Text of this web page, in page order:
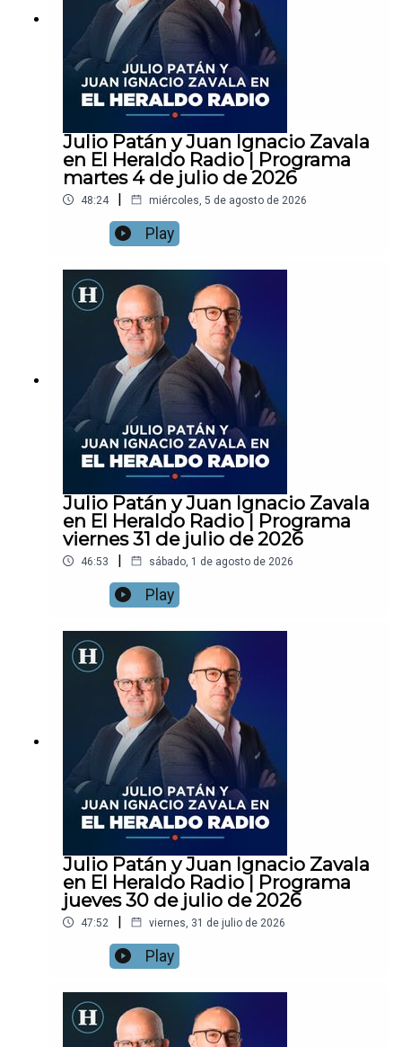
Julio Patán y Juan Ignacio Zavala
en El Heraldo Radio | Programa
martes 4 de julio de 2026
48:24 | miércoles, 5 de agosto de 2026
Play
Julio Patán y Juan Ignacio Zavala
en El Heraldo Radio | Programa
viernes 31 de julio de 2026
46:53 | sábado, 1 de agosto de 2026
Play
Julio Patán y Juan Ignacio Zavala
en El Heraldo Radio | Programa
jueves 30 de julio de 2026
47:52 | viernes, 31 de julio de 2026
Play